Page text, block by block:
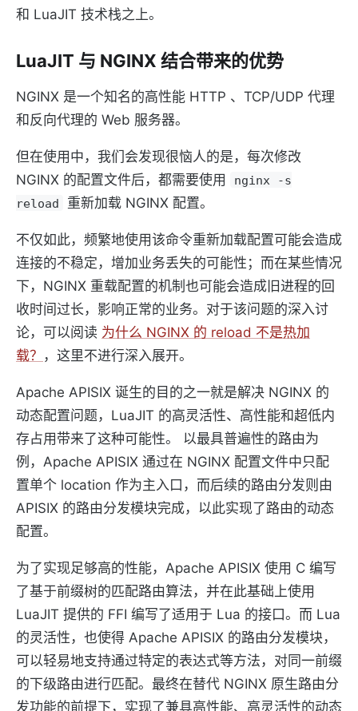
和 LuaJIT 技术栈之上。
LuaJIT 与 NGINX 结合带来的优势
NGINX 是一个知名的高性能 HTTP 、TCP/UDP 代理
和反向代理的 Web 服务器。
但在使用中，我们会发现很恼人的是，每次修改
NGINX 的配置文件后，都需要使用
nginx -s
reload
重新加载 NGINX 配置。
不仅如此，频繁地使用该命令重新加载配置可能会造成
连接的不稳定，增加业务丢失的可能性；而在某些情况
下，NGINX 重载配置的机制也可能会造成旧进程的回
收时间过长，影响正常的业务。对于该问题的深入讨
论，可以阅读 为什么 NGINX 的 reload 不是热加
载？ ，这里不进行深入展开。
Apache APISIX 诞生的目的之一就是解决 NGINX 的
动态配置问题，LuaJIT 的高灵活性、高性能和超低内
存占用带来了这种可能性。 以最具普遍性的路由为
例，Apache APISIX 通过在 NGINX 配置文件中只配
置单个 location 作为主入口，而后续的路由分发则由
APISIX 的路由分发模块完成，以此实现了路由的动态
配置。
为了实现足够高的性能，Apache APISIX 使用 C 编写
了基于前缀树的匹配路由算法，并在此基础上使用
LuaJIT 提供的 FFI 编写了适用于 Lua 的接口。而 Lua
的灵活性，也使得 Apache APISIX 的路由分发模块，
可以轻易地支持通过特定的表达式等方法，对同一前缀
的下级路由进行匹配。最终在替代 NGINX 原生路由分
发功能的前提下，实现了兼具高性能、高灵活性的动态